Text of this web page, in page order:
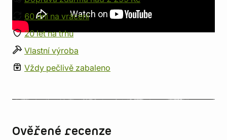
60 dní na vrácení
20 let na trhu
Vlastní výroba
Vždy pečlivě zabaleno
Ověřené recenze